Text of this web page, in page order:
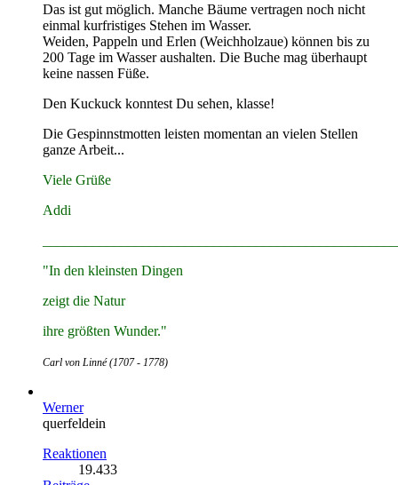
Das ist gut möglich. Manche Bäume vertragen noch nicht
einmal kurfristiges Stehen im Wasser.
Weiden, Pappeln und Erlen (Weichholzaue) können bis zu
200 Tage im Wasser aushalten. Die Buche mag überhaupt
keine nassen Füße.
Den Kuckuck konntest Du sehen, klasse!
Die Gespinnstmotten leisten momentan an vielen Stellen
ganze Arbeit...
Viele Grüße
Addi
"In den kleinsten Dingen
zeigt die Natur
ihre größten Wunder."
Carl von Linné (1707 - 1778)
Werner
querfeldein
Reaktionen
19.433